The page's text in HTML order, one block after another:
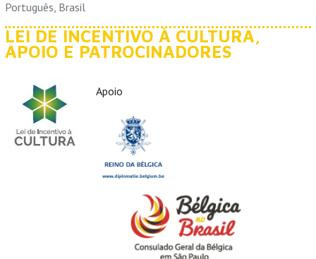
Português, Brasil
LEI DE INCENTIVO À CULTURA,
APOIO E PATROCINADORES
Apoio